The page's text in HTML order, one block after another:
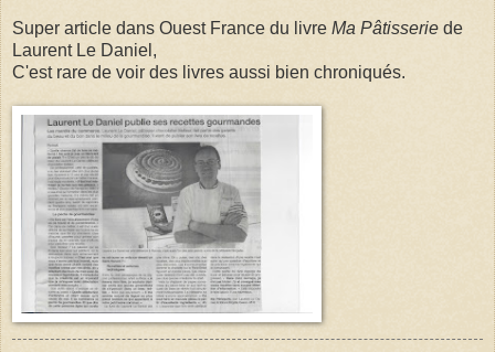
Super article dans Ouest France du livre Ma Pâtisserie de
Laurent Le Daniel,
C'est rare de voir des livres aussi bien chroniqués.